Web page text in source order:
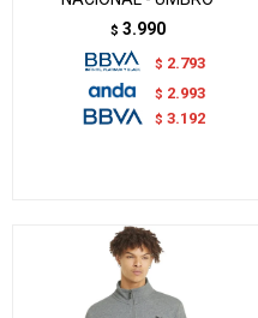
$ 3.990
$ 2.793
$ 2.993
$ 3.192